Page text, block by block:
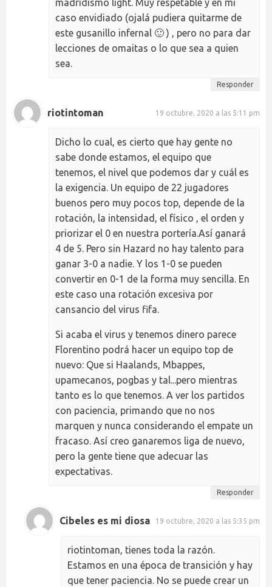
madridismo light. Muy respetable y en mi
caso envidiado (ojalá pudiera quitarme de
este gusanillo infernal 🙂 ) , pero no para dar
lecciones de omaitas o lo que sea a quien
sea.
Responder
riotintoman 19 octubre, 2020 a las 5:11 pm
Dicho lo cual, es cierto que hay gente no
sabe donde estamos, el equipo que
tenemos, el nivel que podemos dar y cuál es
la exigencia. Un equipo de 22 jugadores
buenos pero muy pocos top, depende de la
rotación, la intensidad, el físico , el orden y
priorizar el 0 en nuestra portería.Así ganará
4 de 5. Pero sin Hazard no hay talento para
ganar 3-0 a nadie. Y los 1-0 se pueden
convertir en 0-1 de la forma muy sencilla. En
este caso una rotación excesiva por
cansancio del virus fifa.
Si acaba el virus y tenemos dinero parece
Florentino podrá hacer un equipo top de
nuevo: Que si Haalands, Mbappes,
upamecanos, pogbas y tal...pero mientras
tanto es lo que tenemos. A ver los partidos
con paciencia, primando que no nos
marquen y nunca considerando el empate un
fracaso. Así creo ganaremos liga de nuevo,
pero la gente tiene que adecuar las
expectativas.
Responder
Cibeles es mi diosa 19 octubre, 2020 a las 5:35 pm
riotintoman, tienes toda la razón.
Estamos en una época de transición y hay
que tener paciencia. No se puede crear un